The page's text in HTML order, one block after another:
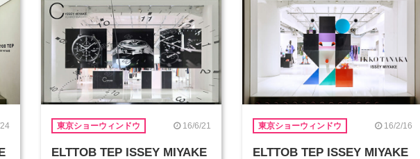
東京ショーウィンドウ 16/6/21
ELTTOB TEP ISSEY MIYAKE
東京ショーウィンドウ 16/2/16
ELTTOB TEP ISSEY MIYAKE